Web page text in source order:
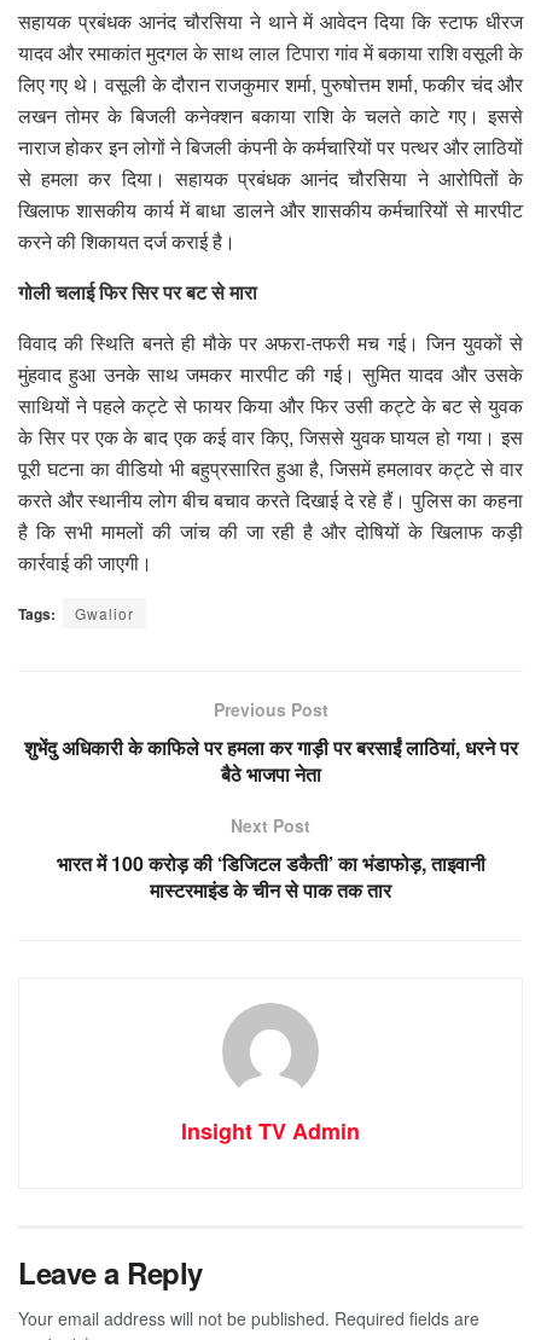
सहायक प्रबंधक आनंद चौरसिया ने थाने में आवेदन दिया कि स्टाफ धीरज
यादव और रमाकांत मुदगल के साथ लाल टिपारा गांव में बकाया राशि वसूली के
लिए गए थे। वसूली के दौरान राजकुमार शर्मा, पुरुषोत्तम शर्मा, फकीर चंद और
लखन तोमर के बिजली कनेक्शन बकाया राशि के चलते काटे गए। इससे
नाराज होकर इन लोगों ने बिजली कंपनी के कर्मचारियों पर पत्थर और लाठियों
से हमला कर दिया। सहायक प्रबंधक आनंद चौरसिया ने आरोपितों के
खिलाफ शासकीय कार्य में बाधा डालने और शासकीय कर्मचारियों से मारपीट
करने की शिकायत दर्ज कराई है।
गोली चलाई फिर सिर पर बट से मारा
विवाद की स्थिति बनते ही मौके पर अफरा-तफरी मच गई। जिन युवकों से
मुंहवाद हुआ उनके साथ जमकर मारपीट की गई। सुमित यादव और उसके
साथियों ने पहले कट्टे से फायर किया और फिर उसी कट्टे के बट से युवक
के सिर पर एक के बाद एक कई वार किए, जिससे युवक घायल हो गया। इस
पूरी घटना का वीडियो भी बहुप्रसारित हुआ है, जिसमें हमलावर कट्टे से वार
करते और स्थानीय लोग बीच बचाव करते दिखाई दे रहे हैं। पुलिस का कहना
है कि सभी मामलों की जांच की जा रही है और दोषियों के खिलाफ कड़ी
कार्रवाई की जाएगी।
Tags: Gwalior
Previous Post
शुभेंदु अधिकारी के काफिले पर हमला कर गाड़ी पर बरसाईं लाठियां, धरने पर
बैठे भाजपा नेता
Next Post
भारत में 100 करोड़ की ‘डिजिटल डकैती’ का भंडाफोड़, ताइवानी
मास्टरमाइंड के चीन से पाक तक तार
Insight TV Admin
Leave a Reply
Your email address will not be published. Required fields are